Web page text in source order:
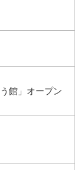
館」オープン